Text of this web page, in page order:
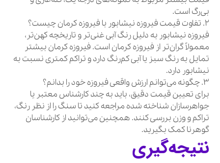
بی‌رگ است.
۲. تفاوت قیمت فیروزه نیشابور با فیروزه کرمان چیست؟
فیروزه نیشابور به دلیل رنگ آبی غنی‌تر و تاریخچه کهن‌تر،
معمولاً گران‌تر از فیروزه کرمان است. فیروزه کرمان بیشتر
تمایل به رنگ سبز یا آبی کم‌رنگ دارد و تراکم کمتری نسبت به
نیشابور دارد.
۳. چگونه می‌توانم ارزش واقعی فیروزه خود را بدانم؟
برای تعیین قیمت دقیق، باید به چند کارشناس معتبر یا
جواهرسازان شناخته شده مراجعه کنید تا سنگ را از نظر رنگ،
تراکم و وزن بررسی کنند. همچنین می‌توانید از کارشناسان
گوهرنا کمک بگیرید.
نتیجه‌گیری